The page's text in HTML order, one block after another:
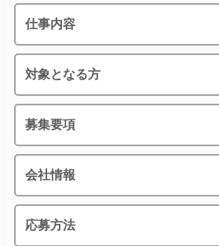
仕事内容
対象となる方
募集要項
会社情報
応募方法